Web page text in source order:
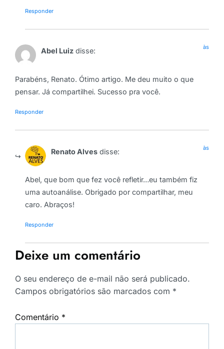
Responder
Abel Luiz disse: às
Parabéns, Renato. Ótimo artigo. Me deu muito o que
pensar. Já compartilhei. Sucesso pra você.
Responder
Renato Alves disse: às
Abel, que bom que fez você refletir…eu também fiz
uma autoanálise. Obrigado por compartilhar, meu
caro. Abraços!
Responder
Deixe um comentário
O seu endereço de e-mail não será publicado.
Campos obrigatórios são marcados com *
Comentário *